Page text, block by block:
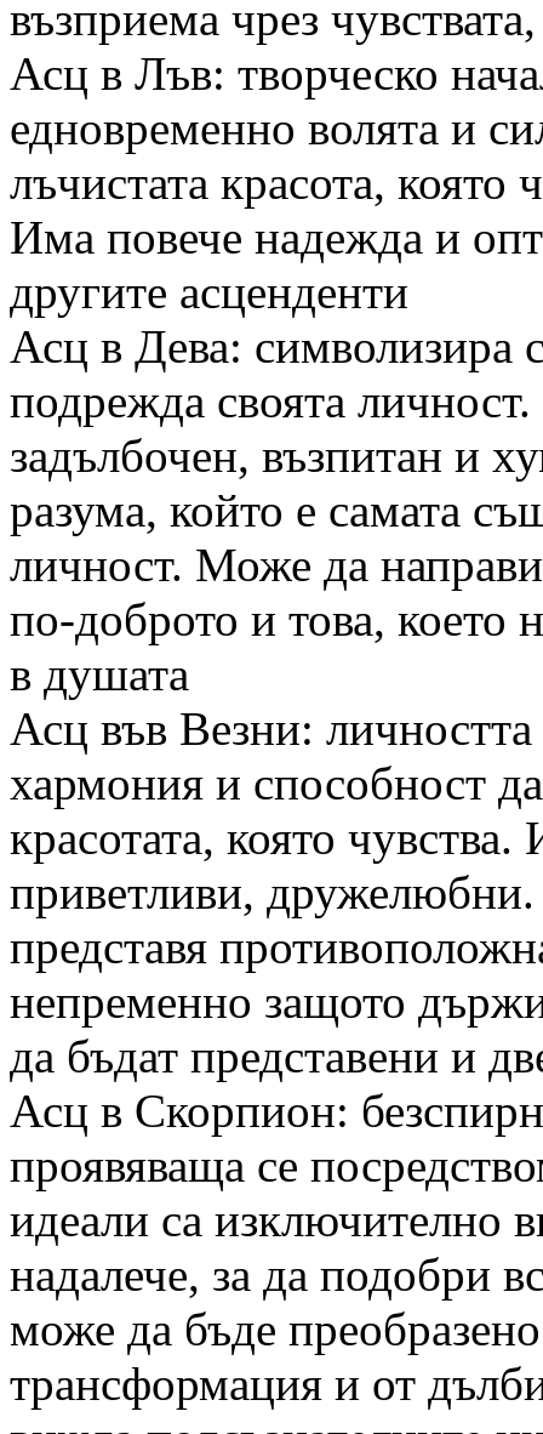
възприема чрез
Асц в Лъв: творческо
едновременно волята и
лъчистата красота, която
Има повече надежда и
другите асценденти
Асц в Дева: символизира
подрежда своята
задълбочен, възпитан и
разума, който е самата
личност. Може да
по-доброто и това, което
в душата
Асц във Везни:
хармония и способност
красотата, която
приветливи, дружелюбни.
представя
непременно защото
да бъдат представени и
Асц в Скорпион:
проявяваща се
идеали са изключително
надалече, за да подобри
може да бъде
трансформация и от